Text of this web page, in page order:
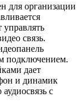
для организации
связь.
подключением.
дает
и динамик
с